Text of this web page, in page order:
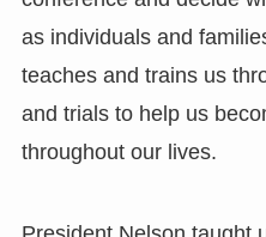
as individuals and
teaches and trains us
and trials to help us
throughout our lives.